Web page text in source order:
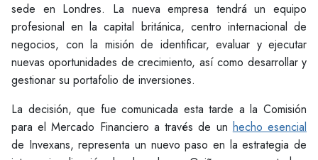
sede en Londres. La nueva empresa tendrá un equipo
profesional en la capital británica, centro internacional de
negocios, con la misión de identificar, evaluar y ejecutar
nuevas oportunidades de crecimiento, así como desarrollar y
gestionar su portafolio de inversiones.
La decisión, que fue comunicada esta tarde a la Comisión
para el Mercado Financiero a través de un hecho esencial
de Invexans, representa un nuevo paso en la estrategia de